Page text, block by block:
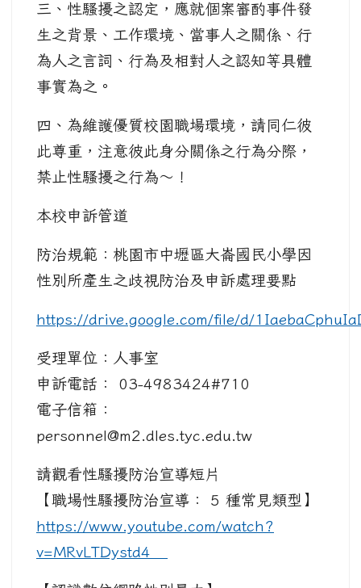
三、性騷擾之認定，應就個案審酌事件發
生之背景、工作環境、當事人之關係、行
為人之言詞、行為及相對人之認知等具體
事實為之。
四、為維護優質校園職場環境，請同仁彼
此尊重，注意彼此身分關係之行為分際，
禁止性騷擾之行為～！
本校申訴管道
防治規範：桃園市中壢區大崙國民小學因
性別所產生之歧視防治及申訴處理要點
https://drive.google.com/file/d/
受理單位：人事室
申訴電話： 03-4983424#710
電子信箱：
personnel@m2.dles.tyc.edu.tw
請觀看性騷擾防治宣導短片
【職場性騷擾防治宣導： 5 種常見類型】
https://www.youtube.com/watch?
v=MRvLTDystd4